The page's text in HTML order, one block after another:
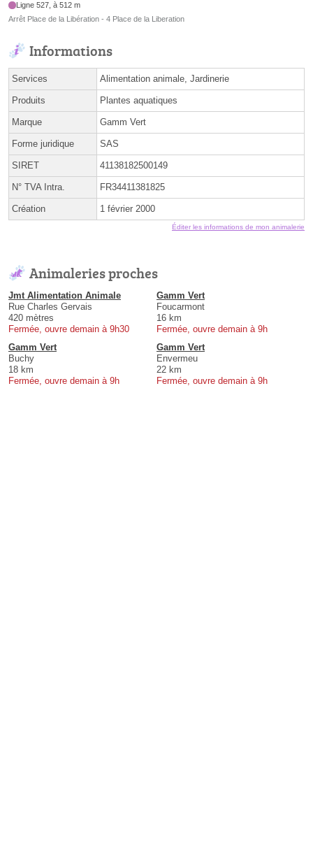
Ligne 527, à 512 m
Arrêt Place de la Libération - 4 Place de la Liberation
Informations
Services Alimentation animale, Jardinerie
Produits Plantes aquatiques
Marque Gamm Vert
Forme juridique SAS
SIRET 41138182500149
N° TVA Intra. FR34411381825
Création 1 février 2000
Éditer les informations de mon animalerie
Animaleries proches
Jmt Alimentation Animale
Rue Charles Gervais
420 mètres
Fermée, ouvre demain à 9h30
Gamm Vert
Foucarmont
16 km
Fermée, ouvre demain à 9h
Gamm Vert
Buchy
18 km
Fermée, ouvre demain à 9h
Gamm Vert
Envermeu
22 km
Fermée, ouvre demain à 9h